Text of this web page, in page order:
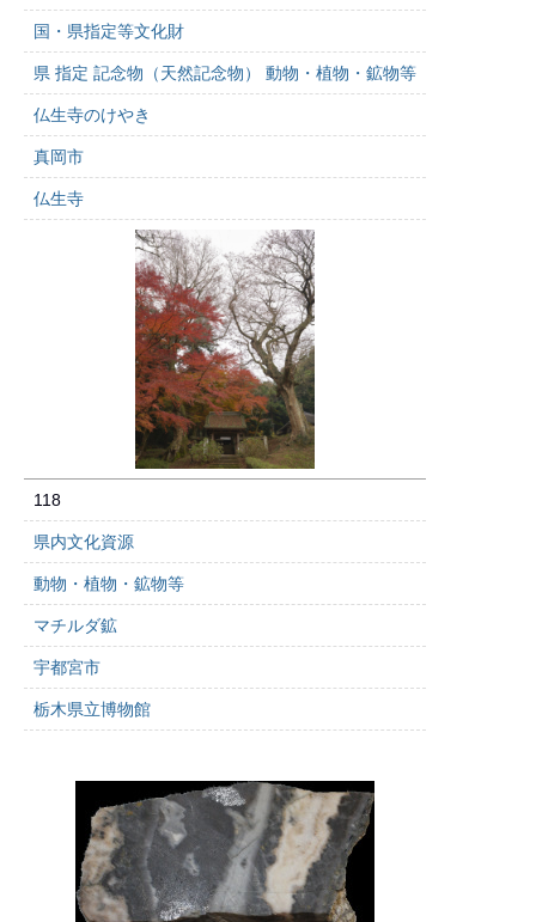
国・県指定等文化財
県 指定 記念物（天然記念物） 動物・植物・鉱物等
仏生寺のけやき
真岡市
仏生寺
118
県内文化資源
動物・植物・鉱物等
マチルダ鉱
宇都宮市
栃木県立博物館